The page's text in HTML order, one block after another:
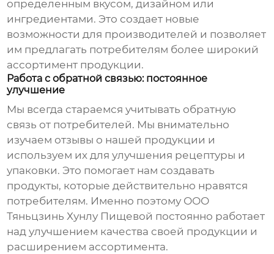
определенным вкусом, дизайном или
ингредиентами. Это создает новые
возможности для производителей и позволяет
им предлагать потребителям более широкий
ассортимент продукции.
Работа с обратной связью: постоянное
улучшение
Мы всегда стараемся учитывать обратную
связь от потребителей. Мы внимательно
изучаем отзывы о нашей продукции и
используем их для улучшения рецептуры и
упаковки. Это помогает нам создавать
продукты, которые действительно нравятся
потребителям. Именно поэтому ООО
Тяньцзинь Хунлу Пищевой постоянно работает
над улучшением качества своей продукции и
расширением ассортимента.